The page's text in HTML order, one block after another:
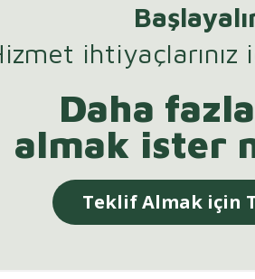
ihtiyaçlarınız
Daha
almak ister
Teklif Almak için